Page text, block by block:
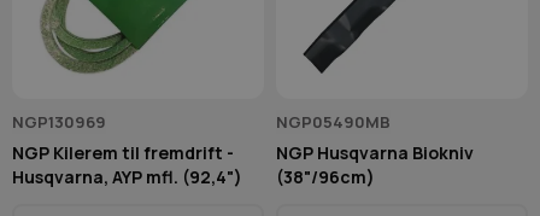
NGP130969
NGP Kilerem til fremdrift -
Husqvarna, AYP mfl. (92,4")
NGP05490MB
NGP Husqvarna Biokniv
(38"/96cm)